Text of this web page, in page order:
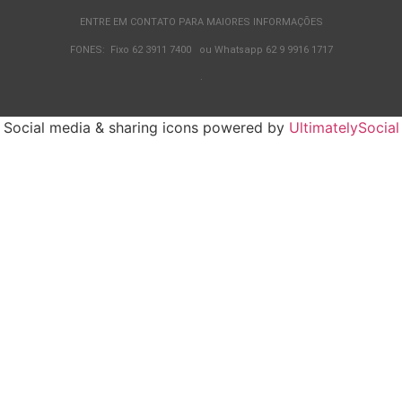
ENTRE EM CONTATO PARA MAIORES INFORMAÇÕES
FONES: Fixo 62 3911 7400 ou Whatsapp 62 9 9916 1717
.
Social media & sharing icons powered by UltimatelySocial